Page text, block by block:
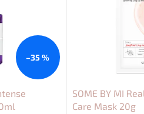
–35 %
SOME BY MI
Care Mask 20g